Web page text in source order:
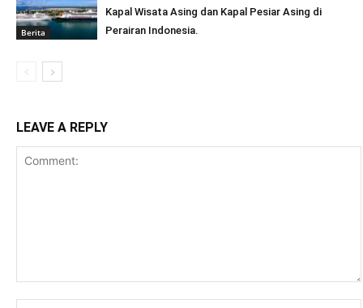
Berita
Kapal Wisata Asing dan Kapal Pesiar Asing di
Perairan Indonesia.
LEAVE A REPLY